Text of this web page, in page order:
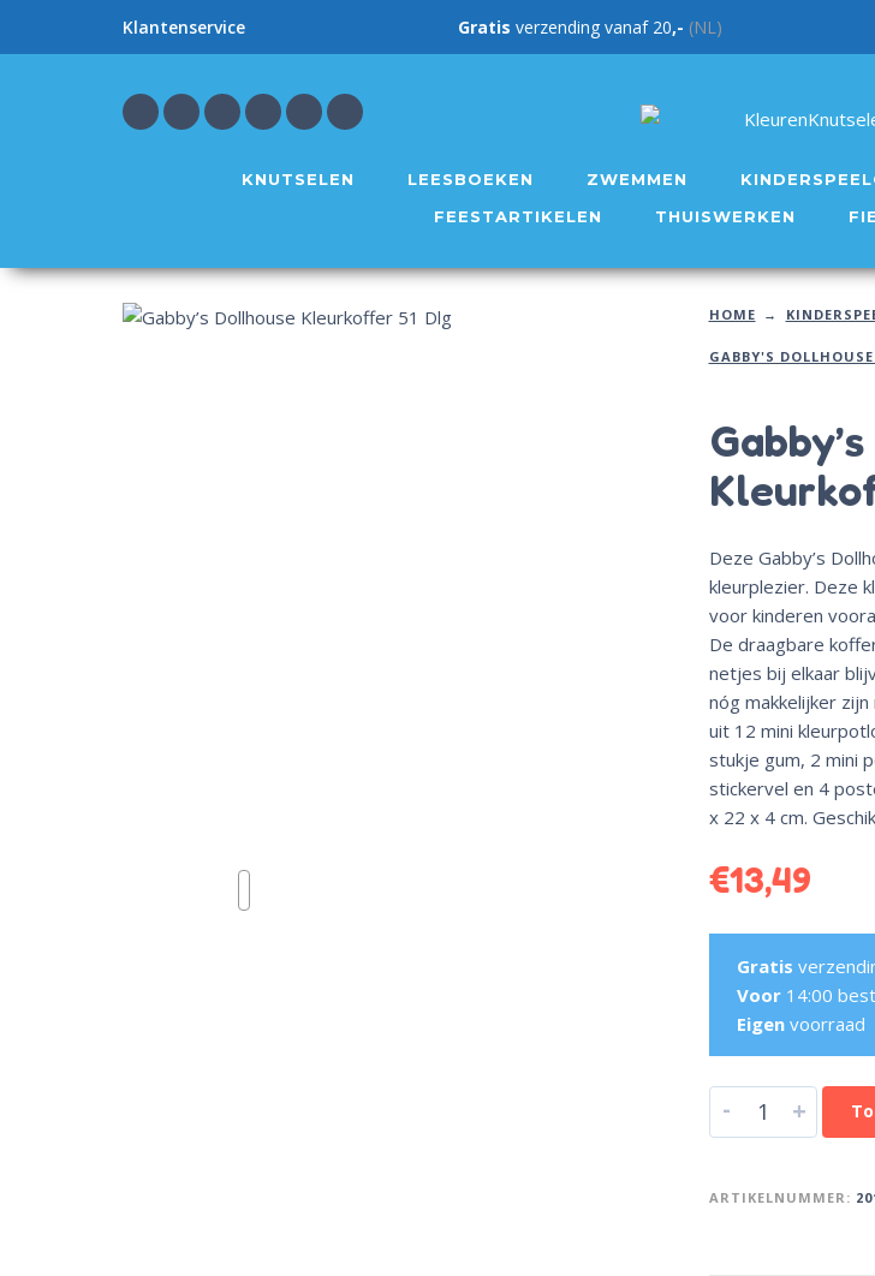
Klantenservice Gratis verzending vanaf 20,- (NL)
KNUTSELEN LEESBOEKEN ZWEMMEN
FEESTARTIKELEN
THUISWERKEN
HOME
GABBY'S DOLLHOUSE
Deze Gabby’s
kleurplezier. Deze
voor kinderen
De draagbare
netjes bij elkaar
nóg makkelijker
uit 12 mini
stukje gum, 2 mini
stickervel en 4
x 22 x 4 cm.
€13,49
Gratis
Voor 14:00
Eigen voorraad
- +
ARTIKELNUMMER: